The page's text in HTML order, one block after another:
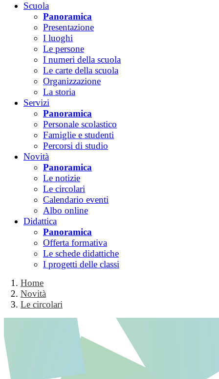
Scuola
Panoramica
Presentazione
I luoghi
Le persone
I numeri della scuola
Le carte della scuola
Organizzazione
La storia
Servizi
Panoramica
Personale scolastico
Famiglie e studenti
Percorsi di studio
Novità
Panoramica
Le notizie
Le circolari
Calendario eventi
Albo online
Didattica
Panoramica
Offerta formativa
Le schede didattiche
I progetti delle classi
Home
Novità
Le circolari